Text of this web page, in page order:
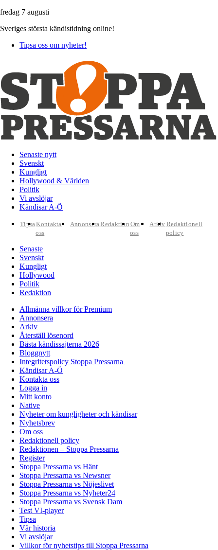
fredag 7 augusti
Sveriges största kändistidning online!
Tipsa oss om nyheter!
Senaste nytt
Svenskt
Kungligt
Hollywood & Världen
Politik
Vi avslöjar
Kändisar A-Ö
TipsaKontakta
oss
AnnonseraRedaktion Om
oss
Arkiv Redaktionell
policy
Senaste
Svenskt
Kungligt
Hollywood
Politik
Redaktion
Allmänna villkor för Premium
Annonsera
Arkiv
Återställ lösenord
Bästa kändissajterna 2026
Bloggnytt
Integritetspolicy Stoppa Pressarna
Kändisar A-Ö
Kontakta oss
Logga in
Mitt konto
Native
Nyheter om kungligheter och kändisar
Nyhetsbrev
Om oss
Redaktionell policy
Redaktionen – Stoppa Pressarna
Register
Stoppa Pressarna vs Hänt
Stoppa Pressarna vs Newsner
Stoppa Pressarna vs Nöjeslivet
Stoppa Pressarna vs Nyheter24
Stoppa Pressarna vs Svensk Dam
Test VI-player
Tipsa
Vår historia
Vi avslöjar
Villkor för nyhetstips till Stoppa Pressarna